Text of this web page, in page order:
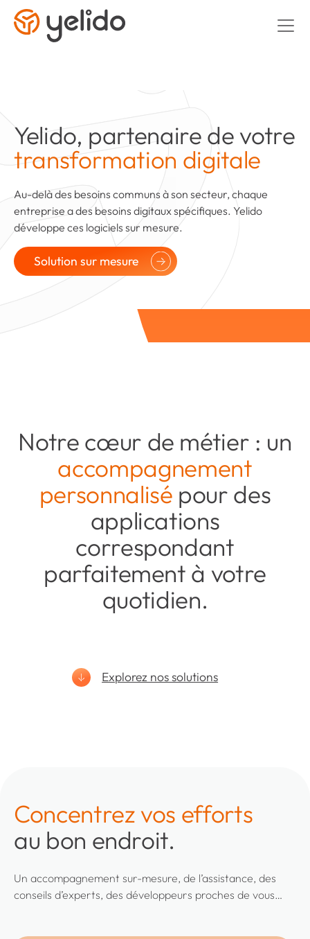
Yelido, partenaire de votre
transformation digitale
Au-delà des besoins communs à son secteur, chaque
entreprise a des besoins digitaux spécifiques. Yelido
développe ces logiciels sur mesure.
Solution sur mesure
Notre cœur de métier : un
accompagnement
personnalisé pour des
applications
correspondant
parfaitement à votre
quotidien.
Explorez nos solutions
Concentrez vos efforts
au bon endroit.
Un accompagnement sur-mesure, de l’assistance, des
conseils d’experts, des développeurs proches de vous…